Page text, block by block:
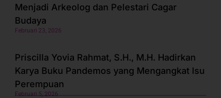
Menjadi Arkeolog dan Pelestari Cagar
Budaya
Februari 23, 2026
Priscilla Yovia Rahmat, S.H., M.H. Hadirkan
Karya Buku Pandemos yang Mengangkat Isu
Perempuan
Februari 5, 2026